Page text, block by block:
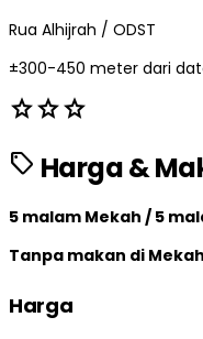
Rua Alhijrah / ODST
±300-450 meter dari
starstarstar
sell Harga &
5 malam Mekah / 5
Tanpa makan di
Harga